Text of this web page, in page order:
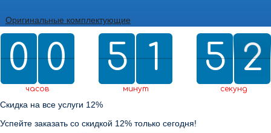
Оригинальные комплектующие
0
0 0
0
часов
5
5 2
1
1
2
минут
0
5
5
0 1
0
0
1
секунд
Скидка на все услуги 12%
Успейте заказать со скидкой 12% только сегодня!